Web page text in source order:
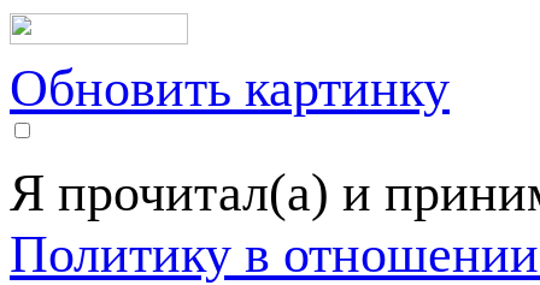
Обновить картинку
Я прочитал(а) и
Политику в